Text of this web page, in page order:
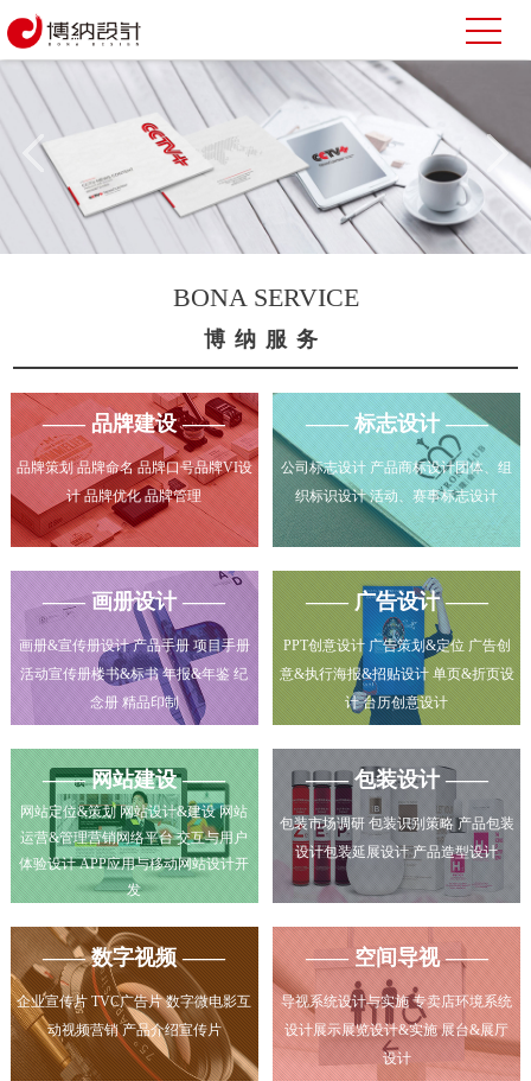
BONA SERVICE
博纳服务
—— 品牌建设 ——
品牌策划 品牌命名 品牌口号品牌VI设
计 品牌优化 品牌管理
—— 标志设计 ——
公司标志设计 产品商标设计团体、组
织标识设计 活动、赛事标志设计
—— 画册设计 ——
画册&宣传册设计 产品手册 项目手册
活动宣传册楼书&标书 年报&年鉴 纪
念册 精品印制
—— 广告设计 ——
PPT创意设计 广告策划&定位 广告创
意&执行海报&招贴设计 单页&折页设
计 台历创意设计
—— 网站建设 ——
网站定位&策划 网站设计&建设 网站
运营&管理营销网络平台 交互与用户
体验设计 APP应用与移动网站设计开
发
—— 包装设计 ——
包装市场调研 包装识别策略 产品包装
设计包装延展设计 产品造型设计
—— 数字视频 ——
企业宣传片 TVC广告片 数字微电影互
动视频营销 产品介绍宣传片
—— 空间导视 ——
导视系统设计与实施 专卖店环境系统
设计展示展览设计&实施 展台&展厅
设计